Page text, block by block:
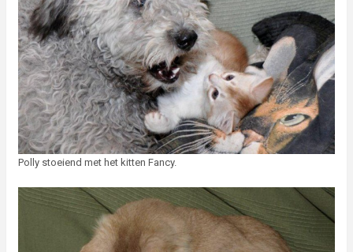
Polly stoeiend met het kitten Fancy.